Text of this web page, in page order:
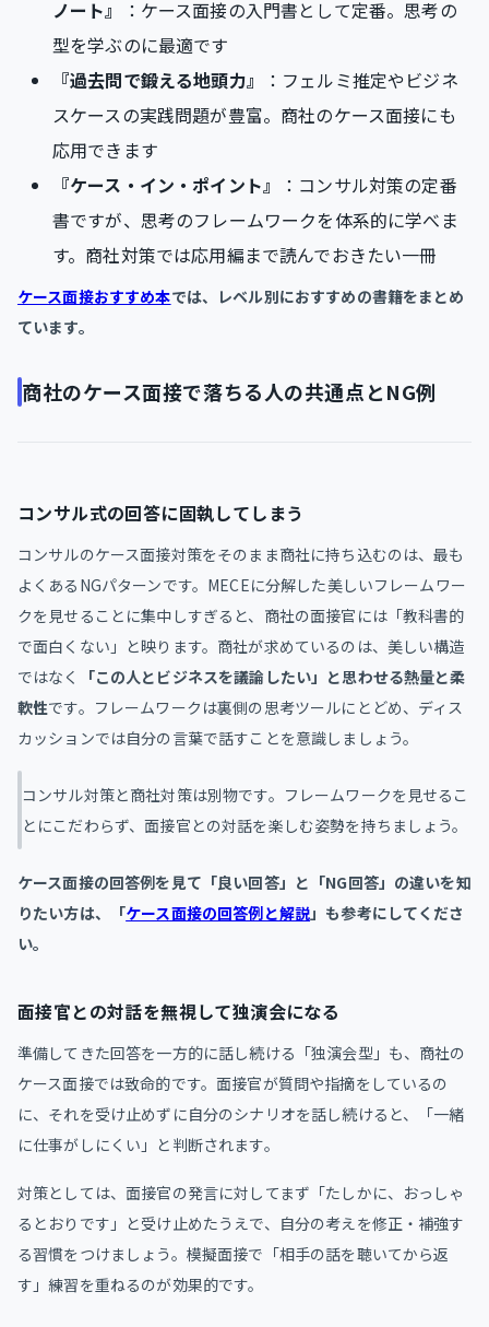
ノート』
：ケース面接の入門書として定番。思考の
型を学ぶのに最適です
『過去問で鍛える地頭力』
：フェルミ推定やビジネ
スケースの実践問題が豊富。商社のケース面接にも
応用できます
『ケース・イン・ポイント』
：コンサル対策の定番
書ですが、思考のフレームワークを体系的に学べま
す。商社対策では応用編まで読んでおきたい一冊
ケース面接おすすめ本では、レベル別におすすめの書籍をまとめ
ています。
商社のケース面接で落ちる人の共通点とNG例
コンサル式の回答に固執してしまう
コンサルのケース面接対策をそのまま商社に持ち込むのは、最も
よくあるNGパターンです。MECEに分解した美しいフレームワー
クを見せることに集中しすぎると、商社の面接官には「教科書的
で面白くない」と映ります。商社が求めているのは、美しい構造
ではなく
「この人とビジネスを議論したい」と思わせる熱量と柔
軟性です。フレームワークは裏側の思考ツールにとどめ、ディス
カッションでは自分の言葉で話すことを意識しましょう。
コンサル対策と商社対策は別物です。フレームワークを見せるこ
とにこだわらず、面接官との対話を楽しむ姿勢を持ちましょう。
ケース面接の回答例を見て「良い回答」と「NG回答」の違いを知
りたい方は、「ケース面接の回答例と解説」も参考にしてくださ
い。
面接官との対話を無視して独演会になる
準備してきた回答を一方的に話し続ける「独演会型」も、商社の
ケース面接では致命的です。面接官が質問や指摘をしているの
に、それを受け止めずに自分のシナリオを話し続けると、「一緒
に仕事がしにくい」と判断されます。
対策としては、面接官の発言に対してまず「たしかに、おっしゃ
るとおりです」と受け止めたうえで、自分の考えを修正・補強す
る習慣をつけましょう。模擬面接で「相手の話を聴いてから返
す」練習を重ねるのが効果的です。